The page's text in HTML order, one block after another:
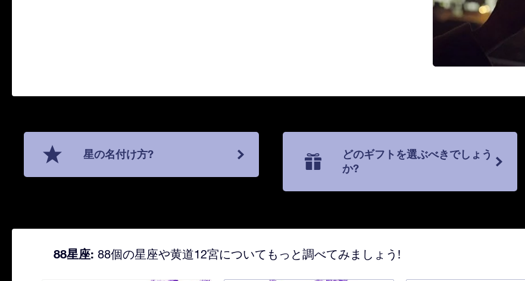
星の名付け方?
どのギフトを選ぶべきでしょう
か?
88星座: 88個の星座や黄道12宮についてもっと調べてみましょう!